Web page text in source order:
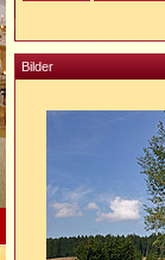
Bilder